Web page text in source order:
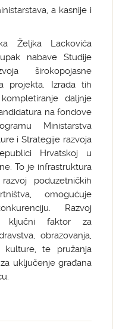
a kasnije i
Željka Lackovića
nabave Studije
širokopojasne
projekta. Izrada tih
daljnje
na fondove
Ministarstva
i Strategije razvoja
Hrvatskoj u
To je infrastruktura
poduzetničkih
omogućuje
Razvoj
ključni faktor za
obrazovanja,
kulture, te pružanja
uključenje građana